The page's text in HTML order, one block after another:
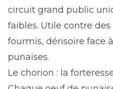
circuit grand public
faibles. Utile contre
fourmis, dérisoire face
punaises.
Le chorion : la